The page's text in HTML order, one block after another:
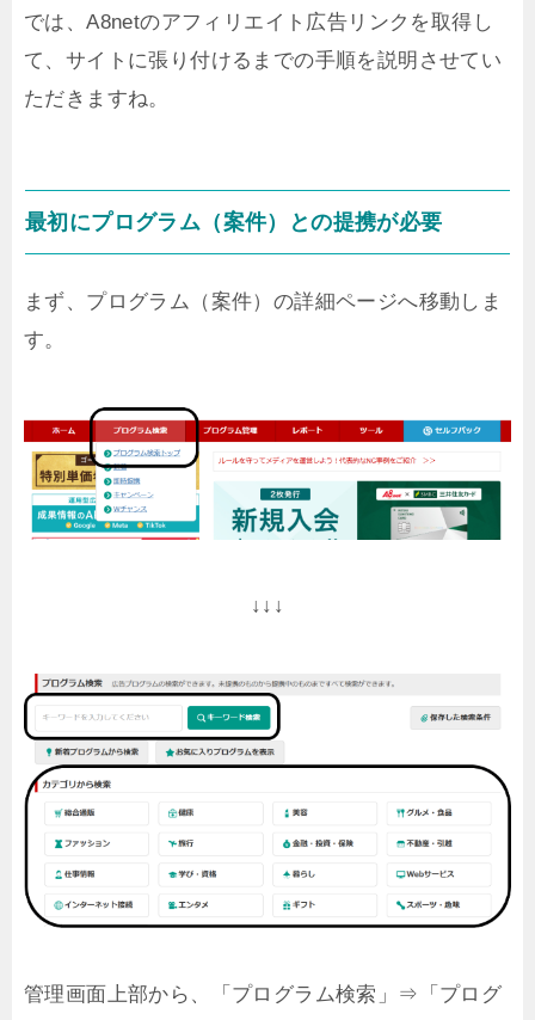
では、A8netのアフィリエイト広告リンクを取得し
て、サイトに張り付けるまでの手順を説明させてい
ただきますね。
最初にプログラム（案件）との提携が必要
まず、プログラム（案件）の詳細ページへ移動しま
す。
↓↓↓
管理画面上部から、「プログラム検索」⇒「プログ